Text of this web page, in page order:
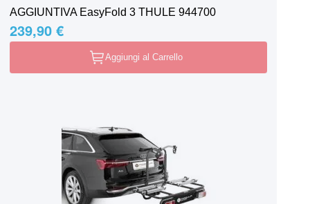
AGGIUNTIVA EasyFold 3 THULE 944700
239,90 €
Aggiungi al Carrello